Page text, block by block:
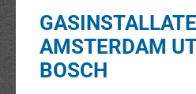
AMSTERDAM
BOSCH